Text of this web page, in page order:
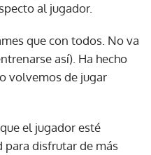
al jugador.
que con todos. No va
así). Ha hecho
volvemos de jugar
el jugador esté
para disfrutar de más